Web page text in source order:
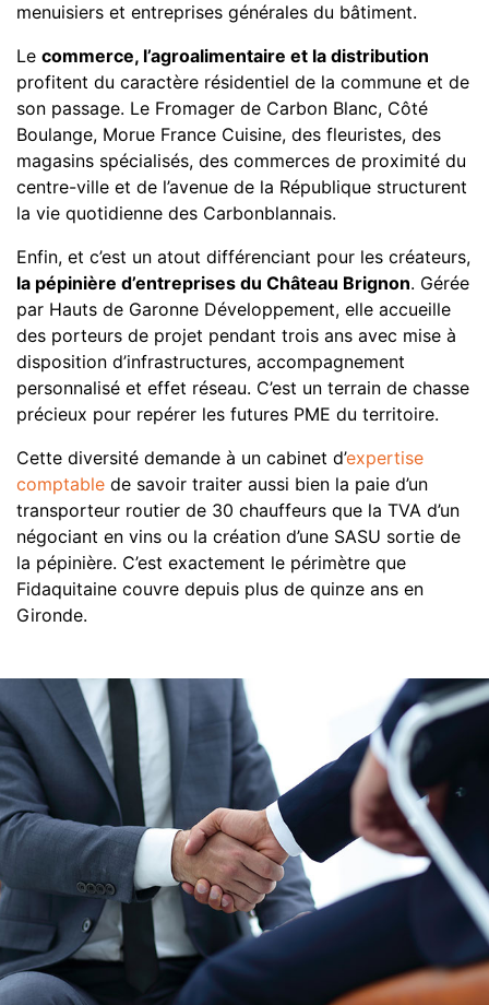
menuisiers et entreprises générales du bâtiment.
Le commerce, l’agroalimentaire et la distribution
profitent du caractère résidentiel de la commune et de
son passage. Le Fromager de Carbon Blanc, Côté
Boulange, Morue France Cuisine, des fleuristes, des
magasins spécialisés, des commerces de proximité du
centre-ville et de l’avenue de la République structurent
la vie quotidienne des Carbonblannais.
Enfin, et c’est un atout différenciant pour les créateurs,
la pépinière d’entreprises du Château Brignon. Gérée
par Hauts de Garonne Développement, elle accueille
des porteurs de projet pendant trois ans avec mise à
disposition d’infrastructures, accompagnement
personnalisé et effet réseau. C’est un terrain de chasse
précieux pour repérer les futures PME du territoire.
Cette diversité demande à un cabinet d’expertise
comptable de savoir traiter aussi bien la paie d’un
transporteur routier de 30 chauffeurs que la TVA d’un
négociant en vins ou la création d’une SASU sortie de
la pépinière. C’est exactement le périmètre que
Fidaquitaine couvre depuis plus de quinze ans en
Gironde.